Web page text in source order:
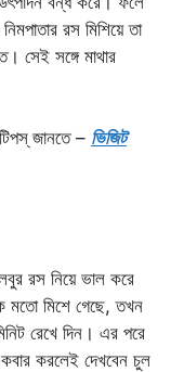
রস মিশিয়ে তা
সেই সঙ্গে মাথার
টিপস্ জানতে – ভিজিট
রস নিয়ে ভাল করে
মতো মিশে গেছে, তখন
রেখে দিন। এর পরে
করলেই দেখবেন চুল